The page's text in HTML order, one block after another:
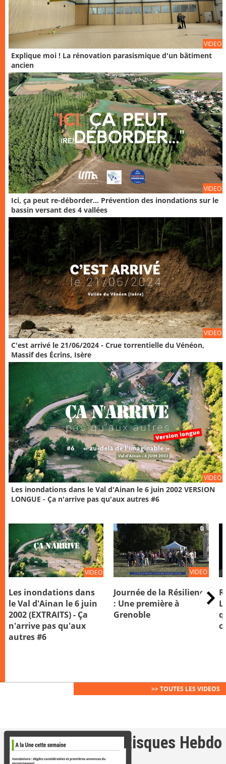
VIDEO
Explique moi ! La rénovation parasismique d'un bâtiment
ancien
VIDEO
Ici, ça peut re-déborder... Prévention des inondations sur le
bassin versant des 4 vallées
VIDEO
C'est arrivé le 21/06/2024 - Crue torrentielle du Vénéon,
Massif des Écrins, Isère
VIDEO
Les inondations dans le Val d'Ainan le 6 juin 2002 VERSION
LONGUE - Ça n'arrive pas qu'aux autres #6
VIDEO
Les inondations dans
le Val d'Ainan le 6 juin
2002 (EXTRAITS) - Ça
n'arrive pas qu'aux
autres #6
VIDEO
Journée de la Résilience
: Une première à
Grenoble
>> TOUTES LES VIDEOS
Risques Hebdo